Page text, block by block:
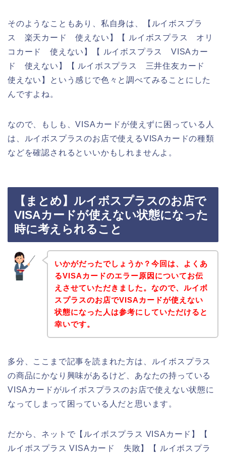
そのようなこともあり、私自身は、【ルイボスプラ
ス 楽天カード 使えない】【 ルイボスプラス オリ
コカード 使えない】【 ルイボスプラス VISAカー
ド 使えない】【 ルイボスプラス 三井住友カード
使えない】という感じで色々と調べてみることにした
んですよね。
なので、もしも、VISAカードが使えずに困っている人
は、ルイボスプラスのお店で使えるVISAカードの種類
などを確認されるといいかもしれませんよ。
【まとめ】ルイボスプラスのお店で
VISAカードが使えない状態になった
時に考えられること
いかがだったでしょうか？今回は、よくあ
るVISAカードのエラー原因についてお伝
えさせていただきました。なので、ルイボ
スプラスのお店でVISAカードが使えない
状態になった人は参考にしていただけると
幸いです。
多分、ここまで記事を読まれた方は、ルイボスプラス
の商品にかなり興味があるけど、あなたの持っている
VISAカードがルイボスプラスのお店で使えない状態に
なってしまって困っている人だと思います。
だから、ネットで【ルイボスプラス VISAカード】【
ルイボスプラス VISAカード 失敗】【 ルイボスプラ